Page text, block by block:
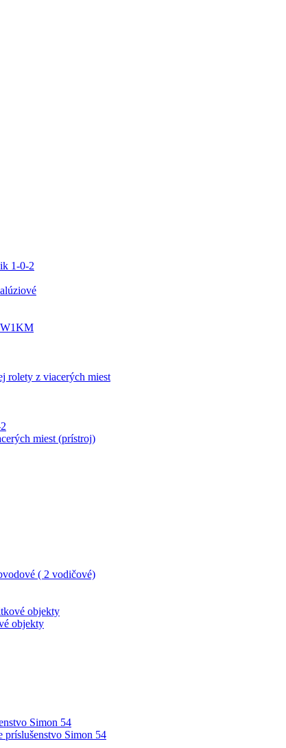
1-0-2
rolety z viacerých miest
miest (prístroj)
( 2 vodičové)
objekty
objekty
Simon 54
Simon 54